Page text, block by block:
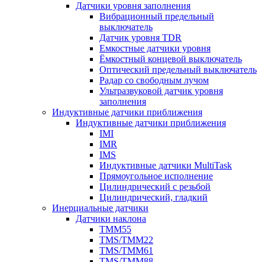
Датчики уровня заполнения
Вибрационный предельный
выключатель
Датчик уровня TDR
Емкостные датчики уровня
Ёмкостный концевой выключатель
Оптический предельный выключатель
Радар со свободным лучом
Ультразвуковой датчик уровня
заполнения
Индуктивные датчики приближения
Индуктивные датчики приближения
IMI
IMR
IMS
Индуктивные датчики MultiTask
Прямоугольное исполнение
Цилиндрический с резьбой
Цилиндрический, гладкий
Инерциальные датчики
Датчики наклона
TMM55
TMS/TMM22
TMS/TMM61